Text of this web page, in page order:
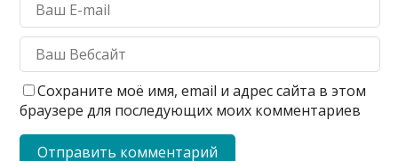
Сохраните моё имя, email и адрес сайта в этом
браузере для последующих моих комментариев